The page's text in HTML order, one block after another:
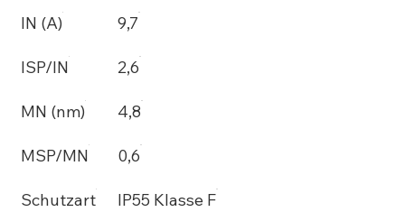
IN (A) 9,7
ISP/IN 2,6
MN (nm) 4,8
MSP/MN 0,6
Schutzart IP55 Klasse F